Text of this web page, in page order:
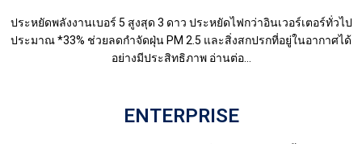
ประหยัดพลังงานเบอร์ 5 สูงสุด 3 ดาว ประหยัดไฟกว่าอินเวอร์เตอร์ทั่วไป
ประมาณ *33% ช่วยลดกำจัดฝุ่น PM 2.5 และสิ่งสกปรกที่อยู่ในอากาศได้
อย่างมีประสิทธิภาพ อ่านต่อ...
ENTERPRISE